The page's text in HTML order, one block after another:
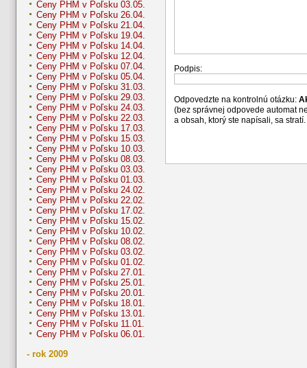
Ceny PHM v Poľsku 03.05.
Ceny PHM v Poľsku 26.04.
Ceny PHM v Poľsku 21.04.
Ceny PHM v Poľsku 19.04.
Ceny PHM v Poľsku 14.04.
Ceny PHM v Poľsku 12.04.
Ceny PHM v Poľsku 07.04.
Ceny PHM v Poľsku 05.04.
Ceny PHM v Poľsku 31.03.
Ceny PHM v Poľsku 29.03.
Ceny PHM v Poľsku 24.03.
Ceny PHM v Poľsku 22.03.
Ceny PHM v Poľsku 17.03.
Ceny PHM v Poľsku 15.03.
Ceny PHM v Poľsku 10.03.
Ceny PHM v Poľsku 08.03.
Ceny PHM v Poľsku 03.03.
Ceny PHM v Poľsku 01.03.
Ceny PHM v Poľsku 24.02.
Ceny PHM v Poľsku 22.02.
Ceny PHM v Poľsku 17.02.
Ceny PHM v Poľsku 15.02.
Ceny PHM v Poľsku 10.02.
Ceny PHM v Poľsku 08.02.
Ceny PHM v Poľsku 03.02.
Ceny PHM v Poľsku 01.02.
Ceny PHM v Poľsku 27.01.
Ceny PHM v Poľsku 25.01.
Ceny PHM v Poľsku 20.01.
Ceny PHM v Poľsku 18.01.
Ceny PHM v Poľsku 13.01.
Ceny PHM v Poľsku 11.01.
Ceny PHM v Poľsku 06.01.
- rok 2009
Podpis:
Odpovedzte na kontrolnú otázku:
(bez správnej odpovede automat
a obsah, ktorý ste napísali, sa